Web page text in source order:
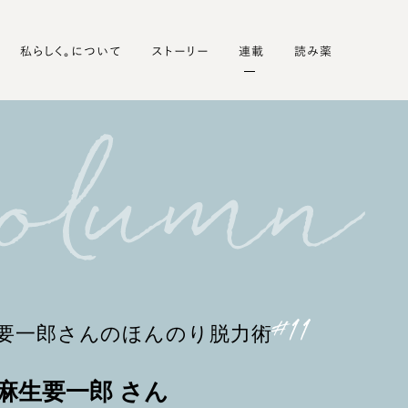
私らしく。について ストーリー 連載 読み薬
一郎さんのほんのり脱力術
生要一郎 さん